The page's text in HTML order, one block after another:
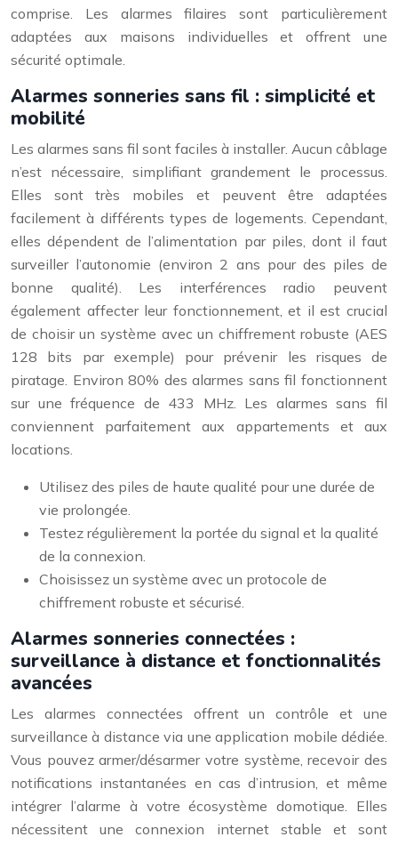
comprise. Les alarmes filaires sont particulièrement
adaptées aux maisons individuelles et offrent une
sécurité optimale.
Alarmes sonneries sans fil : simplicité et
mobilité
Les alarmes sans fil sont faciles à installer. Aucun câblage
n’est nécessaire, simplifiant grandement le processus.
Elles sont très mobiles et peuvent être adaptées
facilement à différents types de logements. Cependant,
elles dépendent de l’alimentation par piles, dont il faut
surveiller l’autonomie (environ 2 ans pour des piles de
bonne qualité). Les interférences radio peuvent
également affecter leur fonctionnement, et il est crucial
de choisir un système avec un chiffrement robuste (AES
128 bits par exemple) pour prévenir les risques de
piratage. Environ 80% des alarmes sans fil fonctionnent
sur une fréquence de 433 MHz. Les alarmes sans fil
conviennent parfaitement aux appartements et aux
locations.
Utilisez des piles de haute qualité pour une durée de
vie prolongée.
Testez régulièrement la portée du signal et la qualité
de la connexion.
Choisissez un système avec un protocole de
chiffrement robuste et sécurisé.
Alarmes sonneries connectées :
surveillance à distance et fonctionnalités
avancées
Les alarmes connectées offrent un contrôle et une
surveillance à distance via une application mobile dédiée.
Vous pouvez armer/désarmer votre système, recevoir des
notifications instantanées en cas d’intrusion, et même
intégrer l’alarme à votre écosystème domotique. Elles
nécessitent une connexion internet stable et sont